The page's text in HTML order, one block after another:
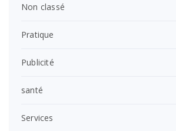
Non classé
Pratique
Publicité
santé
Services